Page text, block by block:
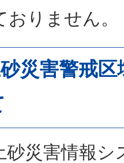
りません。
災害警戒
砂災害情報